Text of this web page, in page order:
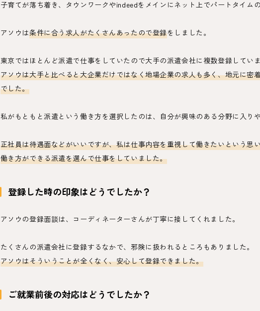
子育てが落ち着き、タウンワークやindeedをメインにネット上でパートタイム
アソウは条件に合う求人がたくさんあったので登録をしました。
東京ではほとんど派遣で仕事をしていたので大手の派遣会社に複数登録していま
アソウは大手と比べると大企業だけではなく地場企業の求人も多く、地元に密
でした。
私がもともと派遣という働き方を選択したのは、自分が興味のある分野に入り
正社員は待遇面などがいいですが、私は仕事内容を重視して働きたいという思
働き方ができる派遣を選んで仕事をしていました。
登録した時の印象はどうでしたか？
アソウの登録面談は、コーディネーターさんが丁寧に接してくれました。
たくさんの派遣会社に登録するなかで、邪険に扱われるところもありました。
アソウはそういうことが全くなく、安心して登録できました。
ご就業前後の対応はどうでしたか？